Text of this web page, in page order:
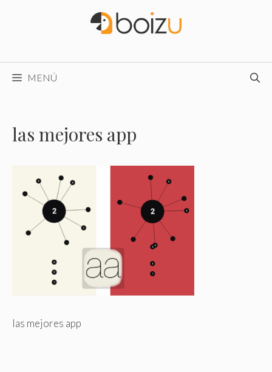
MENÚ
las mejores app
las mejores app